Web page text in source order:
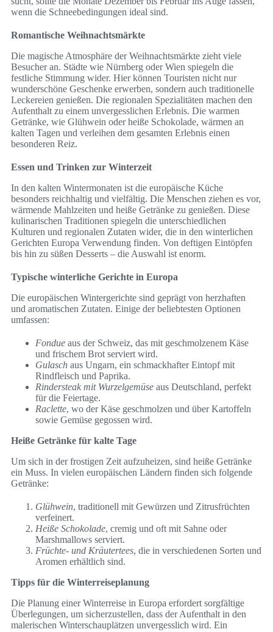
wenn die Schneebedingungen ideal sind.
Romantische Weihnachtsmärkte
Die magische Atmosphäre der Weihnachtsmärkte zieht viele
Besucher an. Städte wie Nürnberg oder Wien spiegeln die
festliche Stimmung wider. Hier können Touristen nicht nur
wunderschöne Geschenke erwerben, sondern auch traditionelle
Leckereien genießen. Die regionalen Spezialitäten machen den
Aufenthalt zu einem unvergesslichen Erlebnis. Die warmen
Getränke, wie Glühwein oder heiße Schokolade, wärmen an
kalten Tagen und verleihen dem gesamten Erlebnis einen
besonderen Reiz.
Essen und Trinken zur Winterzeit
In den kalten Wintermonaten ist die europäische Küche
besonders reichhaltig und vielfältig. Die Menschen ziehen es vor,
wärmende Mahlzeiten und heiße Getränke zu genießen. Diese
kulinarischen Traditionen spiegeln die unterschiedlichen
Kulturen und regionalen Zutaten wider, die in den winterlichen
Gerichten Europa Verwendung finden. Von deftigen Eintöpfen
bis hin zu süßen Desserts – die Auswahl ist enorm.
Typische winterliche Gerichte in Europa
Die europäischen Wintergerichte sind geprägt von herzhaften
und aromatischen Zutaten. Einige der beliebtesten Optionen
umfassen:
Fondue aus der Schweiz, das mit geschmolzenem Käse
und frischem Brot serviert wird.
Gulasch aus Ungarn, ein schmackhafter Eintopf mit
Rindfleisch und Paprika.
Rindersteak mit Wurzelgemüse aus Deutschland, perfekt
für die Feiertage.
Raclette, wo der Käse geschmolzen und über Kartoffeln
sowie Gemüse gegossen wird.
Heiße Getränke für kalte Tage
Um sich in der frostigen Zeit aufzuheizen, sind heiße Getränke
ein Muss. In vielen europäischen Ländern finden sich folgende
Getränke:
Glühwein, traditionell mit Gewürzen und Zitrusfrüchten
verfeinert.
Heiße Schokolade, cremig und oft mit Sahne oder
Marshmallows serviert.
Früchte- und Kräutertees, die in verschiedenen Sorten und
Aromen erhältlich sind.
Tipps für die Winterreiseplanung
Die Planung einer Winterreise in Europa erfordert sorgfältige
Überlegungen, um sicherzustellen, dass der Aufenthalt in den
malerischen Winterschauplätzen unvergesslich wird. Ein